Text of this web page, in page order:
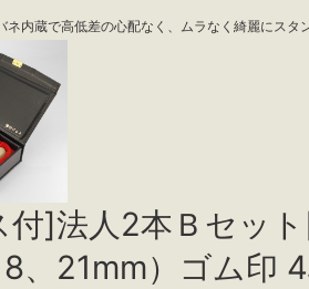
ネ内蔵で高低差の心配なく、ムラなく綺麗にスタ
付]法人2本Ｂセッ
、21mm）ゴム印